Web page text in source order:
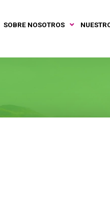
SOBRE NOSOTROS